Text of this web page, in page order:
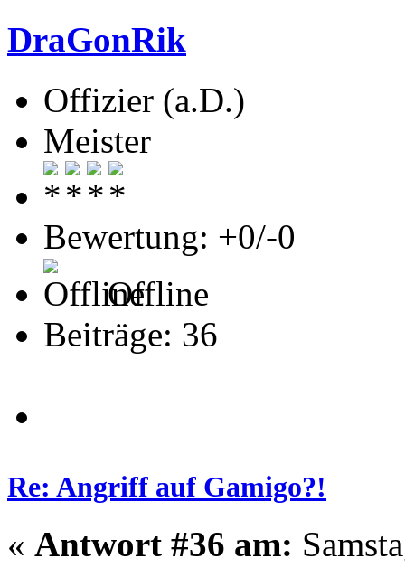
DraGonRik
Offizier (a.D.)
Meister
Bewertung: +0/-0
Offline
Beiträge: 36
Re: Angriff auf Gamigo?!
« Antwort #36 am: